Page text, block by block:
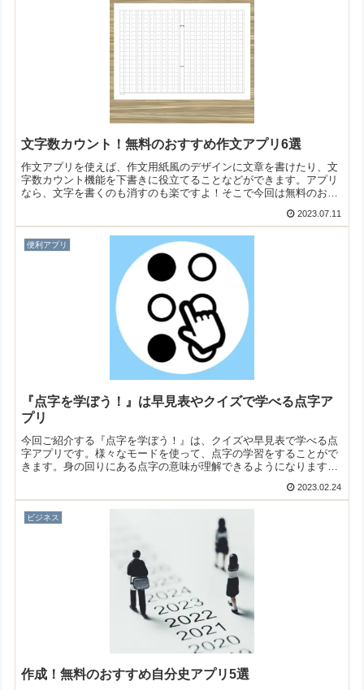
文字数カウント！無料のおすすめ作文アプリ6選
作文アプリを使えば、作文用紙風のデザインに文章を書けたり、文
字数カウント機能を下書きに役立てることなどができます。アプリ
なら、文字を書くのも消すのも楽ですよ！そこで今回は無料のおす
2023.07.11
便利アプリ
『点字を学ぼう！』は早見表やクイズで学べる点字ア
プリ
今回ご紹介する『点字を学ぼう！』は、クイズや早見表で学べる点
字アプリです。様々なモードを使って、点字の学習をすることがで
きます。身の回りにある点字の意味が理解できるようになります
2023.02.24
ビジネス
作成！無料のおすすめ自分史アプリ5選